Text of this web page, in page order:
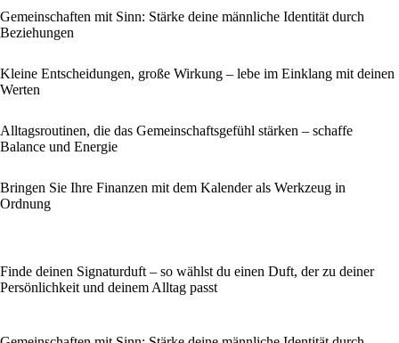
Gemeinschaften mit Sinn: Stärke deine männliche Identität durch
Beziehungen
Kleine Entscheidungen, große Wirkung – lebe im Einklang mit deinen
Werten
Alltagsroutinen, die das Gemeinschaftsgefühl stärken – schaffe
Balance und Energie
Bringen Sie Ihre Finanzen mit dem Kalender als Werkzeug in
Ordnung
Finde deinen Signaturduft – so wählst du einen Duft, der zu deiner
Persönlichkeit und deinem Alltag passt